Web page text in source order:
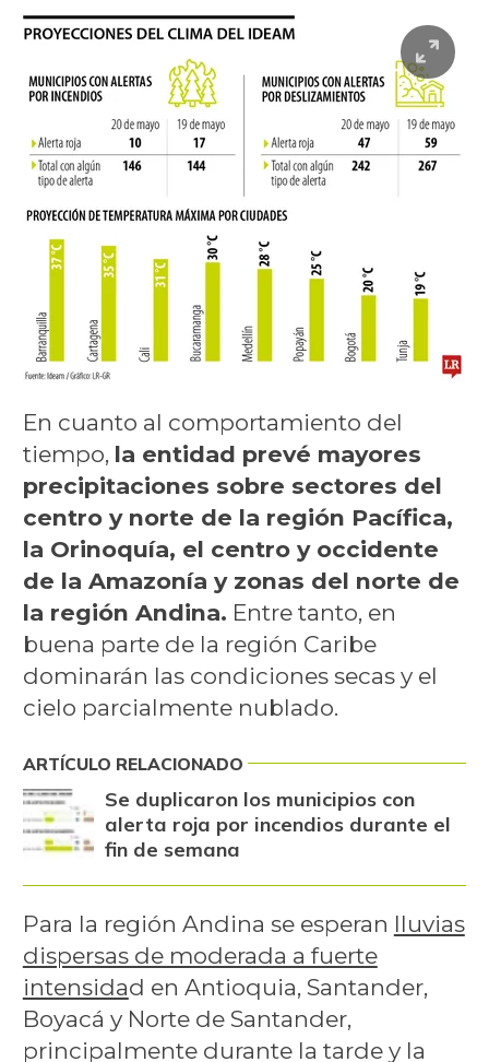
En cuanto al comportamiento del
tiempo, la entidad prevé mayores
precipitaciones sobre sectores del
centro y norte de la región Pacífica,
la Orinoquía, el centro y occidente
de la Amazonía y zonas del norte de
la región Andina. Entre tanto, en
buena parte de la región Caribe
dominarán las condiciones secas y el
cielo parcialmente nublado.
ARTÍCULO RELACIONADO
Se duplicaron los municipios con
alerta roja por incendios durante el
fin de semana
Para la región Andina se esperan lluvias
dispersas de moderada a fuerte
intensidad en Antioquia, Santander,
Boyacá y Norte de Santander,
principalmente durante la tarde y la